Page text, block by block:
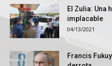
El Zulia: Una
implacable
04/13/2021
Francis